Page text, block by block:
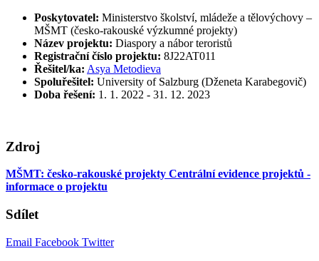
Poskytovatel: Ministerstvo školství, mládeže a tělovýchovy –
MŠMT (česko-rakouské výzkumné projekty)
Název projektu: Diaspory a nábor teroristů
Registrační číslo projektu: 8J22AT011
Řešitel/ka: Asya Metodieva
Spoluřešitel: University of Salzburg (Dženeta Karabegovič)
Doba řešení: 1. 1. 2022 - 31. 12. 2023
Zdroj
MŠMT: česko-rakouské projekty Centrální evidence projektů -
informace o projektu
Sdílet
Email Facebook Twitter